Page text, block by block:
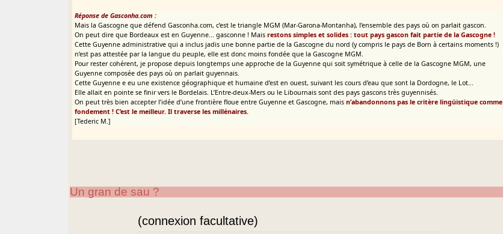
Réponse de Gasconha.com :
Mais la Gascogne que défend Gasconha.com, c’est le triangle MGM (Mar-Garona-Montanha), l’ensemble des pays où on parlait gascon.
On peut dire que Bordeaux est en Guyenne... gasconne ! Maisrestons simples et solides : tout pays gascon fait partie de la Gascogne !
Cette Guyenne administrative qui a inclus jadis une bonne partie de la Gascogne du nord (y compris le pays de Born à certains moments !)
n’est pas attestée par la langue du peuple, elle est donc moins fondée que la Gascogne MGM.
Pour rester cohérent, je propose depuis longtemps une approche de la Guyenne qui soit symétrique à celle de la Gascogne MGM, une
Guyenne composée des pays où on parlait guyennais.
Cette Guyenne e eu une existence géographique et humaine d’est en ouest, suivant les cours d’eau que sont la Dordogne, le Lot...
Elle allait en pointe se finir vers le Bordelais. L’Entre-deux-Mers ou le Libournais sont des pays gascons très guyennisés.
On peut très bien accepter l’idée d’une frontière floue entre Guyenne et Gascogne, maisn’abandonnons pas le critère lingüistique comme
fondement ! C’est le meilleur. Il traverse les millénaires.
[Tederic M.]
Un gran de sau ?
(connexion facultative)